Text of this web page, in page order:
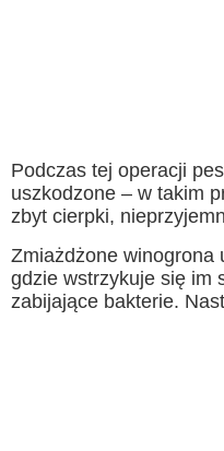
Podczas tej operacji
uszkodzone – w takim
zbyt cierpki,
Zmiażdżone winogrona
gdzie wstrzykuje się im
zabijające bakterie.